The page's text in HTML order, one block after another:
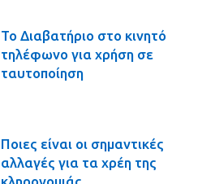
Το Διαβατήριο στο κινητό
τηλέφωνο για χρήση σε
ταυτοποίηση
Ποιες είναι οι σημαντικές
αλλαγές για τα χρέη της